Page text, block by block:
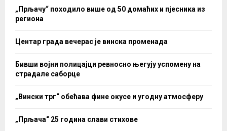
„Прљачу“ походило више од 50 домаћих и пјесника из
региона
Центар града вечерас је винска променада
Бивши војни полицајци ревносно његују успомену на
страдале саборце
„Вински трг“ обећава фине окусе и угодну атмосферу
„Прљача“ 25 година слави стихове